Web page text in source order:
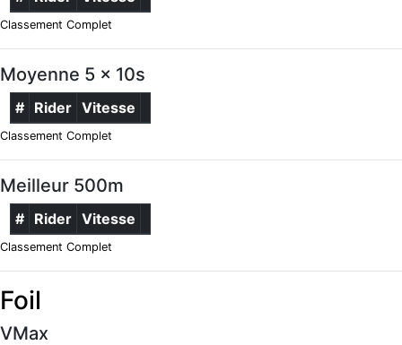
Classement Complet
Moyenne 5 x 10s
# Rider Vitesse
Classement Complet
Meilleur 500m
# Rider Vitesse
Classement Complet
Foil
VMax